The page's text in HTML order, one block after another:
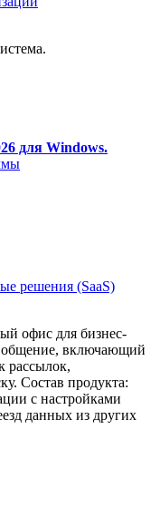
для Windows.
решения (SaaS)
офис для бизнес-
включающий
рассылок,
Состав продукта:
с настройками
данных из других